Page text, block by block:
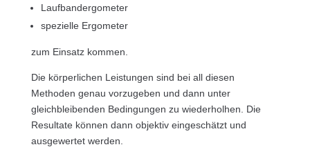
Laufbandergometer
spezielle Ergometer
zum Einsatz kommen.
Die körperlichen Leistungen sind bei all diesen
Methoden genau vorzugeben und dann unter
gleichbleibenden Bedingungen zu wiederholhen. Die
Resultate können dann objektiv eingeschätzt und
ausgewertet werden.